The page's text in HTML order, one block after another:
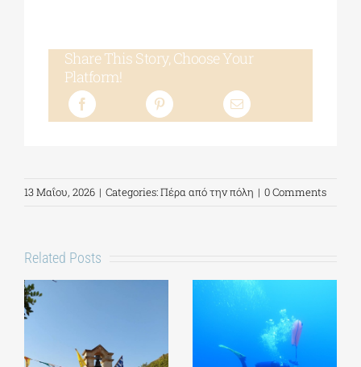
Share This Story, Choose Your
Platform!
13 Μαΐου, 2026 | Categories:Πέρα από την πόλη | 0 Comments
Related Posts